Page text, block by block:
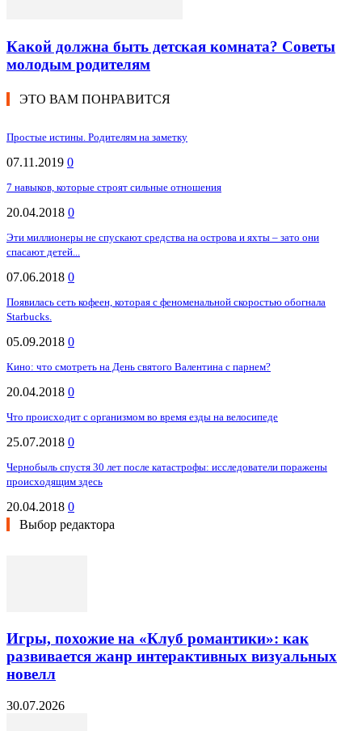
Какой должна быть детская комната? Советы
молодым родителям
ЭТО ВАМ ПОНРАВИТСЯ
Простые истины. Родителям на заметку
07.11.2019 0
7 навыков, которые строят сильные отношения
20.04.2018 0
Эти миллионеры не спускают средства на острова и яхты – зато они
спасают детей...
07.06.2018 0
Появилась сеть кофеен, которая с феноменальной скоростью обогнала
Starbucks.
05.09.2018 0
Кино: что смотреть на День святого Валентина с парнем?
20.04.2018 0
Что происходит с организмом во время езды на велосипеде
25.07.2018 0
Чернобыль спустя 30 лет после катастрофы: исследователи поражены
происходящим здесь
20.04.2018 0
Выбор редактора
Игры, похожие на «Клуб романтики»: как
развивается жанр интерактивных визуальных
новелл
30.07.2026